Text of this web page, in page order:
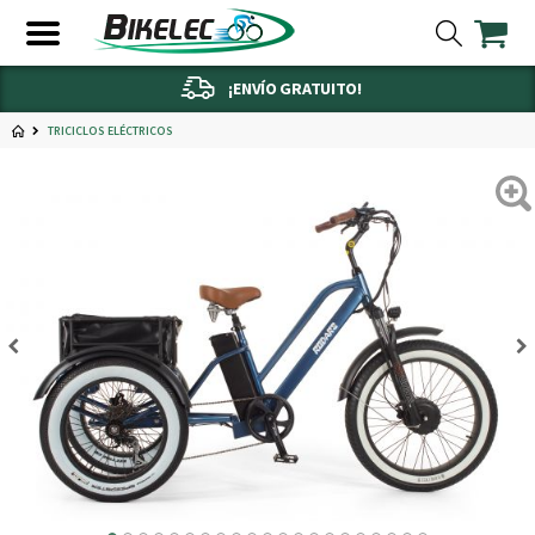
¡ENVÍO GRATUITO!
TRICICLOS ELÉCTRICOS